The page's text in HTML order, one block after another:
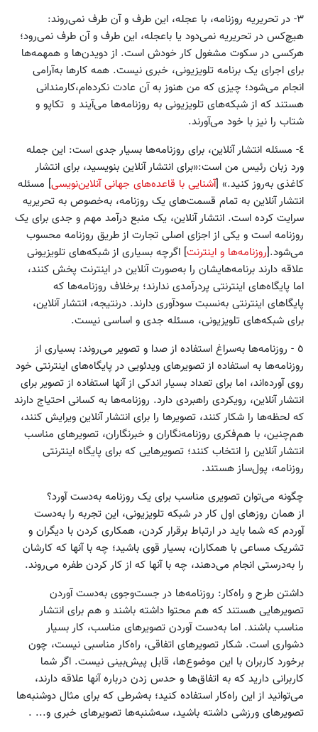
٣- در تحریریه روزنامه، با عجله، این طرف و آن طرف نمی‌روند:
هیچ‌کس در تحریریه نمی‌دود یا باعجله، این طرف و آن طرف نمی‌رود؛
هرکسی در سکوت مشغول کار خودش است. از دویدن‌ها و همهمه‌ها
برای اجرای یک برنامه تلویزیونی، خبری نیست. همه کارها به‌آرامی
انجام می‌شود؛ چیزی که من هنوز به آن عادت نکرده‌ام،کارمندانی
هستند که از شبکه‌های تلویزیونی به روزنامه‌ها می‌آیند و تکاپو و
شتاب را نیز با خود می‌آورند.
٤- مسئله انتشار آنلاین، برای روزنامه‌ها بسیار جدی است: این جمله
ورد زبان رئیس من است:‌«برای انتشار آنلاین بنویسید، برای انتشار
کاغذی به‌روز کنید.» [آشنایی با قاعده‌های جهانی آنلاین‌نویسی] مسئله
انتشار آنلاین به تمام قسمت‌های یک روزنامه، به‌خصوص به تحریریه
سرایت کرده است. انتشار آنلاین، یک منبع درآمد مهم و جدی برای یک
روزنامه است و یکی از اجزای اصلی تجارت از طریق روزنامه محسوب
می‌شود.[روزنامه‌ها و اینترنت] اگرچه بسیاری از شبکه‌های تلویزیونی
علاقه دارند برنامه‌هایشان را به‌صورت آنلاین در اینترنت پخش کنند،
اما پایگاه‌های اینترنتی پردرآمدی ندارند؛ برخلاف روزنامه‌ها که
پایگا‌های اینترنتی به‌نسبت سودآوری دارند. درنتیجه، انتشار آنلاین،
برای شبکه‌های تلویزیونی، مسئله جدی و اساسی نیست.
٥ - روزنامه‌ها به‌سراغ استفاده از صدا و تصویر می‌روند: بسیاری از
روزنامه‌ها به استفاده از تصویرهای ویدئویی در پایگاه‌های اینترنتی خود
روی آورده‌اند، اما برای تعداد بسیار اندکی از آنها استفاده از تصویر برای
انتشار آنلاین، رویکردی راهبردی دارد. روزنامه‌ها به کسانی احتیاج دارند
که لحظه‌ها را شکار کنند، تصویرها را برای انتشار آنلاین ویرایش کنند،
هم‌چنین، با هم‌فکری روزنامه‌نگاران و خبرنگاران، تصویرهای مناسب
انتشار آنلاین را انتخاب کنند؛ تصویرهایی که برای پایگاه اینترنتی
روزنامه، پول‌ساز هستند.
چگونه می‌توان تصویری مناسب برای یک روزنامه به‌دست آورد؟
از همان روزهای اول کار در شبکه تلویزیونی، این تجربه را به‌دست
آوردم که شما باید در ارتباط برقرار کردن، همکاری کردن با دیگران و
تشریک مساعی با همکاران، بسیار قوی باشید؛ چه با آنها که کارشان
را به‌درستی انجام می‌دهند، چه با آنها که از کار کردن طفره می‌روند.
داشتن طرح و راه‌کار: روزنامه‌ها در جست‌وجوی به‌دست آوردن
تصویرهایی هستند که هم محتوا داشته باشند و هم برای انتشار
مناسب باشند. اما به‌دست آوردن تصویرهای مناسب، کار بسیار
دشواری است. شکار تصویرهای اتفاقی، راه‌کار مناسبی نیست، چون
برخورد کاربران با این موضوع‌ها، قابل پیش‌بینی نیست. اگر شما
کاربرانی دارید که به اتفاق‌ها و حدس زدن درباره آنها علاقه دارند،
می‌توانید از این راه‌کار استفاده کنید؛ به‌شرطی که برای مثال دوشنبه‌ها
تصویرهای ورزشی داشته باشید، سه‌شنبه‌ها تصویرهای خبری و... .